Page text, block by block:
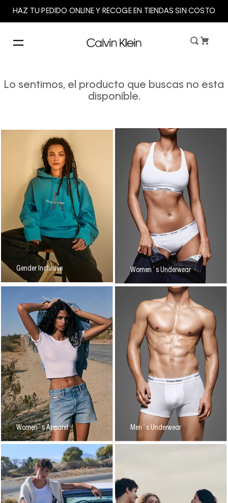
HAZ TU PEDIDO ONLINE Y RECOGE EN TIENDAS SIN COSTO
Lo sentimos, el producto que buscas no esta
disponible.
Gender Inclusive Women´s Underwear
Women´s Apparel Men´s Underwear